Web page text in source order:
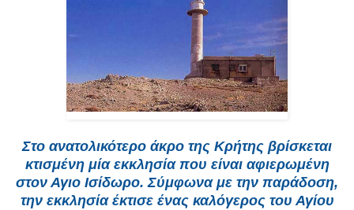
Στο ανατολικότερο άκρο της Κρήτης βρίσκεται
κτισμένη μία εκκλησία που είναι αφιερωμένη
στον Αγιο Ισίδωρο. Σύμφωνα με την παράδοση,
την εκκλησία έκτισε ένας καλόγερος του Αγίου